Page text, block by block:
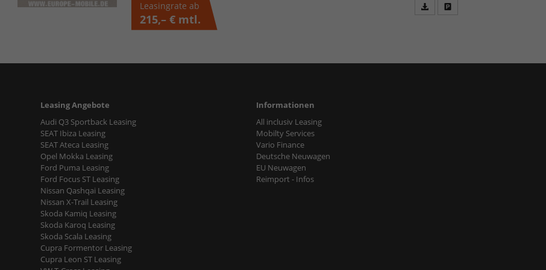
Leasingrate ab
215,– €mtl.
Leasing Angebote
Audi Q3 Sportback Leasing
SEAT Ibiza Leasing
SEAT Ateca Leasing
Opel Mokka Leasing
Ford Puma Leasing
Ford Focus ST Leasing
Nissan Qashqai Leasing
Nissan X-Trail Leasing
Skoda Kamiq Leasing
Skoda Karoq Leasing
Skoda Scala Leasing
Cupra Formentor Leasing
Cupra Leon ST Leasing
Informationen
All inclusiv Leasing
Mobilty Services
Vario Finance
Deutsche Neuwagen
EU Neuwagen
Reimport - Infos